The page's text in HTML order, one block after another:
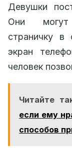
Девушки
Они могут
страничку в
экран
человек
Читайте
если ему
способов